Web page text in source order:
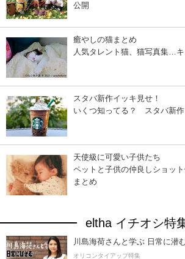
公開
癒やしの猫まとめ
人気タレント猫、猫写真集…
スタバ新作イッキ見せ！
いくつ知ってる？ スタバ新作
天使級に可愛い子供たち
ペットと子供の仲良しショッ
まとめ
eltha イチオシ特
川島海荷さんと学ぶ 日常に潜
オリコンタイアップ特集